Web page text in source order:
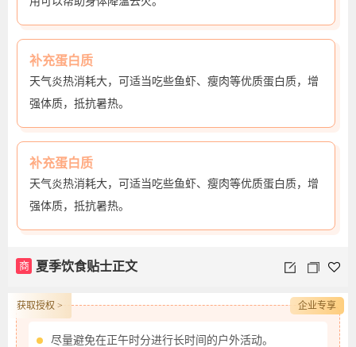
补充蛋白质
天气炎热消耗大，可适当吃些鱼虾、瘦肉等优质蛋白质，增
强体质，抵抗暑热。
补充蛋白质
天气炎热消耗大，可适当吃些鱼虾、瘦肉等优质蛋白质，增
强体质，抵抗暑热。
商 夏季饮食贴士正文
尽量避免在正午时分进行长时间的户外活动。
获取授权 > 企业专享